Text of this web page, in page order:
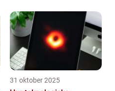
31 oktober 2025